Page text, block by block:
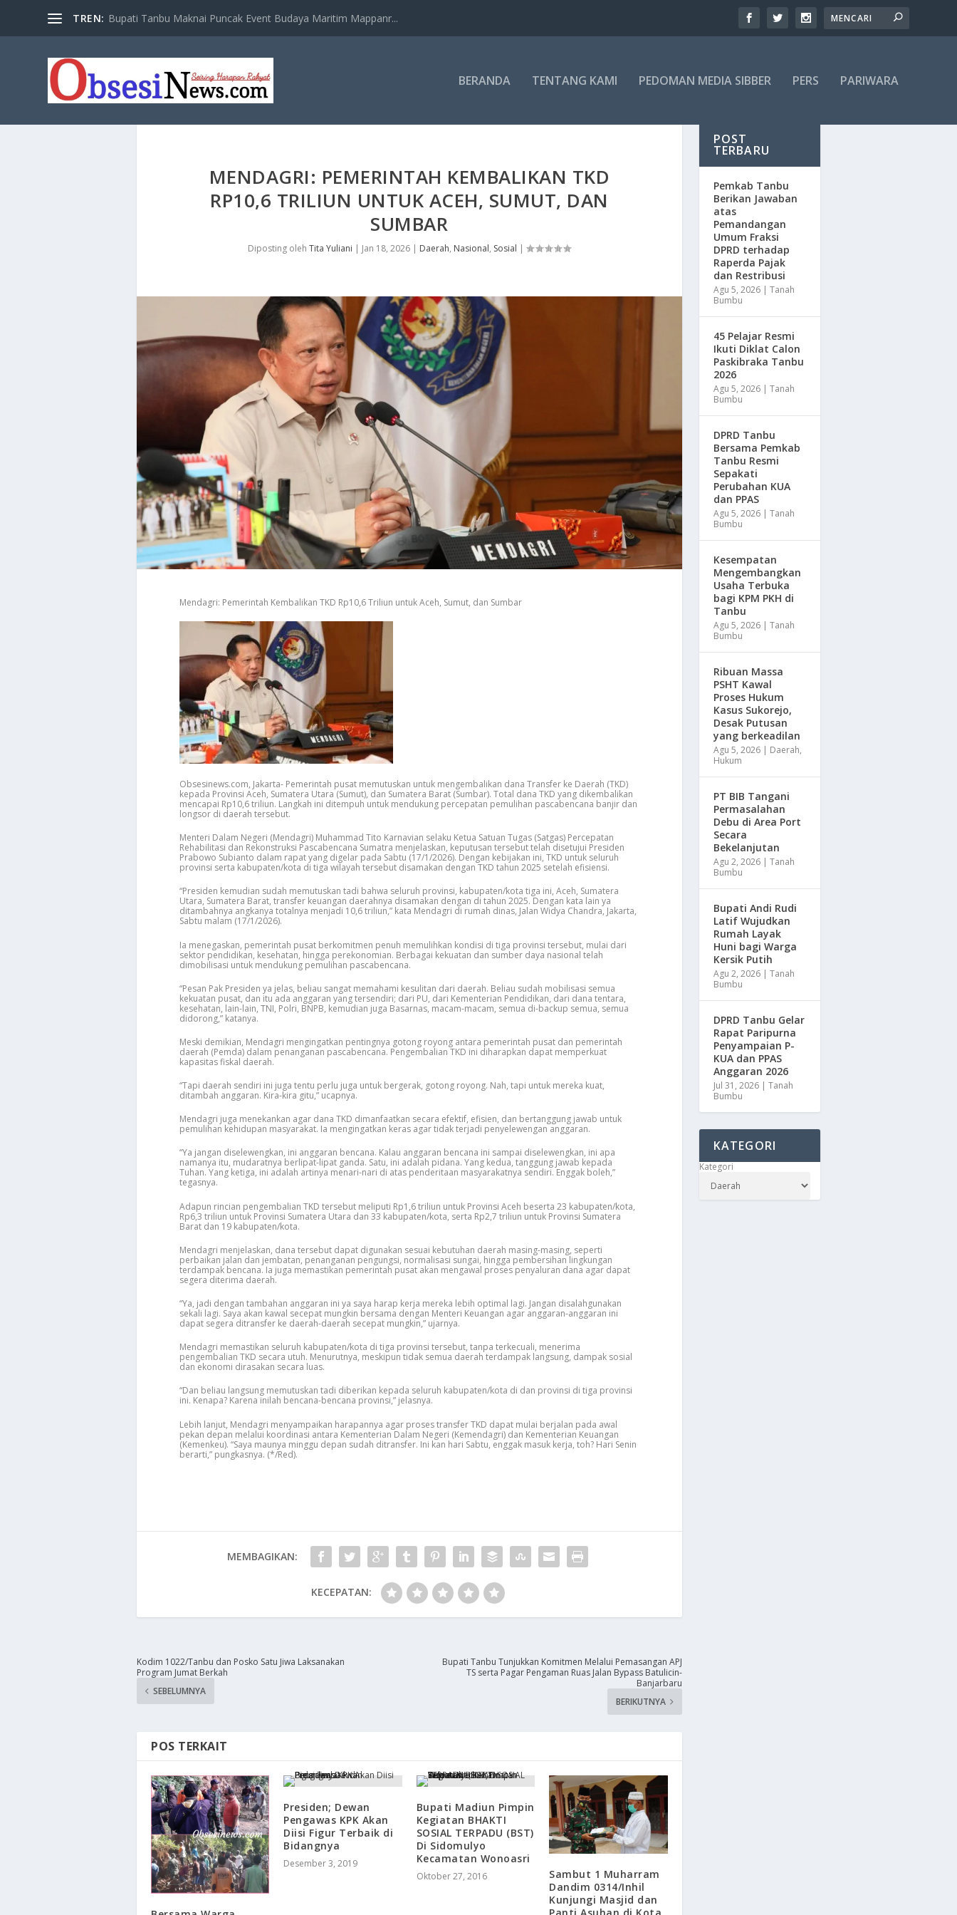
TREN: Bupati Tanbu Maknai Puncak Event Budaya Maritim Mappanr...
BERANDA TENTANG KAMI PEDOMAN MEDIA SIBBER PERS PARIWARA
MENDAGRI: PEMERINTAH KEMBALIKAN TKD
RP10,6 TRILIUN UNTUK ACEH, SUMUT, DAN
SUMBAR
Diposting olehTita Yuliani | Jan 18, 2026 | Daerah, Nasional, Sosial |
Mendagri: Pemerintah Kembalikan TKD Rp10,6 Triliun untuk Aceh, Sumut, dan Sumbar
Obsesinews.com, Jakarta- Pemerintah pusat memutuskan untuk mengembalikan dana Transfer ke Daerah (TKD)
kepada Provinsi Aceh, Sumatera Utara (Sumut), dan Sumatera Barat (Sumbar). Total dana TKD yang dikembalikan
mencapai Rp10,6 triliun. Langkah ini ditempuh untuk mendukung percepatan pemulihan pascabencana banjir dan
longsor di daerah tersebut.
Menteri Dalam Negeri (Mendagri) Muhammad Tito Karnavian selaku Ketua Satuan Tugas (Satgas) Percepatan
Rehabilitasi dan Rekonstruksi Pascabencana Sumatra menjelaskan, keputusan tersebut telah disetujui Presiden
Prabowo Subianto dalam rapat yang digelar pada Sabtu (17/1/2026). Dengan kebijakan ini, TKD untuk seluruh
provinsi serta kabupaten/kota di tiga wilayah tersebut disamakan dengan TKD tahun 2025 setelah efisiensi.
“Presiden kemudian sudah memutuskan tadi bahwa seluruh provinsi, kabupaten/kota tiga ini, Aceh, Sumatera
Utara, Sumatera Barat, transfer keuangan daerahnya disamakan dengan di tahun 2025. Dengan kata lain ya
ditambahnya angkanya totalnya menjadi 10,6 triliun,” kata Mendagri di rumah dinas, Jalan Widya Chandra, Jakarta,
Sabtu malam (17/1/2026).
Ia menegaskan, pemerintah pusat berkomitmen penuh memulihkan kondisi di tiga provinsi tersebut, mulai dari
sektor pendidikan, kesehatan, hingga perekonomian. Berbagai kekuatan dan sumber daya nasional telah
dimobilisasi untuk mendukung pemulihan pascabencana.
“Pesan Pak Presiden ya jelas, beliau sangat memahami kesulitan dari daerah. Beliau sudah mobilisasi semua
kekuatan pusat, dan itu ada anggaran yang tersendiri; dari PU, dari Kementerian Pendidikan, dari dana tentara,
kesehatan, lain-lain, TNI, Polri, BNPB, kemudian juga Basarnas, macam-macam, semua di-backup semua, semua
didorong,” katanya.
Meski demikian, Mendagri mengingatkan pentingnya gotong royong antara pemerintah pusat dan pemerintah
daerah (Pemda) dalam penanganan pascabencana. Pengembalian TKD ini diharapkan dapat memperkuat
kapasitas fiskal daerah.
“Tapi daerah sendiri ini juga tentu perlu juga untuk bergerak, gotong royong. Nah, tapi untuk mereka kuat,
ditambah anggaran. Kira-kira gitu,” ucapnya.
Mendagri juga menekankan agar dana TKD dimanfaatkan secara efektif, efisien, dan bertanggung jawab untuk
pemulihan kehidupan masyarakat. Ia mengingatkan keras agar tidak terjadi penyelewengan anggaran.
“Ya jangan diselewengkan, ini anggaran bencana. Kalau anggaran bencana ini sampai diselewengkan, ini apa
namanya itu, mudaratnya berlipat-lipat ganda. Satu, ini adalah pidana. Yang kedua, tanggung jawab kepada
Tuhan. Yang ketiga, ini adalah artinya menari-nari di atas penderitaan masyarakatnya sendiri. Enggak boleh,”
tegasnya.
Adapun rincian pengembalian TKD tersebut meliputi Rp1,6 triliun untuk Provinsi Aceh beserta 23 kabupaten/kota,
Rp6,3 triliun untuk Provinsi Sumatera Utara dan 33 kabupaten/kota, serta Rp2,7 triliun untuk Provinsi Sumatera
Barat dan 19 kabupaten/kota.
Mendagri menjelaskan, dana tersebut dapat digunakan sesuai kebutuhan daerah masing-masing, seperti
perbaikan jalan dan jembatan, penanganan pengungsi, normalisasi sungai, hingga pembersihan lingkungan
terdampak bencana. Ia juga memastikan pemerintah pusat akan mengawal proses penyaluran dana agar dapat
segera diterima daerah.
“Ya, jadi dengan tambahan anggaran ini ya saya harap kerja mereka lebih optimal lagi. Jangan disalahgunakan
sekali lagi. Saya akan kawal secepat mungkin bersama dengan Menteri Keuangan agar anggaran-anggaran ini
dapat segera ditransfer ke daerah-daerah secepat mungkin,” ujarnya.
Mendagri memastikan seluruh kabupaten/kota di tiga provinsi tersebut, tanpa terkecuali, menerima
pengembalian TKD secara utuh. Menurutnya, meskipun tidak semua daerah terdampak langsung, dampak sosial
dan ekonomi dirasakan secara luas.
“Dan beliau langsung memutuskan tadi diberikan kepada seluruh kabupaten/kota di dan provinsi di tiga provinsi
ini. Kenapa? Karena inilah bencana-bencana provinsi,” jelasnya.
Lebih lanjut, Mendagri menyampaikan harapannya agar proses transfer TKD dapat mulai berjalan pada awal
pekan depan melalui koordinasi antara Kementerian Dalam Negeri (Kemendagri) dan Kementerian Keuangan
(Kemenkeu). “Saya maunya minggu depan sudah ditransfer. Ini kan hari Sabtu, enggak masuk kerja, toh? Hari Senin
berarti,” pungkasnya. (*/Red).
MEMBAGIKAN:
KECEPATAN:
Kodim 1022/Tanbu dan Posko Satu Jiwa Laksanakan
Program Jumat Berkah
SEBELUMNYA
Bupati Tanbu Tunjukkan Komitmen Melalui Pemasangan APJ
TS serta Pagar Pengaman Ruas Jalan Bypass Batulicin-
Banjarbaru
BERIKUTNYA
POS TERKAIT
Presiden; Dewan
Pengawas KPK Akan
Diisi Figur Terbaik di
Bidangnya
Desember 3, 2019
Bupati Madiun Pimpin
Kegiatan BHAKTI
SOSIAL TERPADU (BST)
Di Sidomulyo
Kecamatan Wonoasri
Oktober 27, 2016
Sambut 1 Muharram
Dandim 0314/Inhil
Kunjungi Masjid dan
POST
TERBARU
Pemkab Tanbu
Berikan Jawaban
atas
Pemandangan
Umum Fraksi
DPRD terhadap
Raperda Pajak
dan Restribusi
Agu 5, 2026| Tanah
Bumbu
45 Pelajar Resmi
Ikuti Diklat Calon
Paskibraka Tanbu
2026
Agu 5, 2026| Tanah
Bumbu
DPRD Tanbu
Bersama Pemkab
Tanbu Resmi
Sepakati
Perubahan KUA
dan PPAS
Agu 5, 2026| Tanah
Bumbu
Kesempatan
Mengembangkan
Usaha Terbuka
bagi KPM PKH di
Tanbu
Agu 5, 2026| Tanah
Bumbu
Ribuan Massa
PSHT Kawal
Proses Hukum
Kasus Sukorejo,
Desak Putusan
yang berkeadilan
Agu 5, 2026| Daerah,
Hukum
PT BIB Tangani
Permasalahan
Debu di Area Port
Secara
Bekelanjutan
Agu 2, 2026| Tanah
Bumbu
Bupati Andi Rudi
Latif Wujudkan
Rumah Layak
Huni bagi Warga
Kersik Putih
Agu 2, 2026| Tanah
Bumbu
DPRD Tanbu Gelar
Rapat Paripurna
Penyampaian P-
KUA dan PPAS
Anggaran 2026
Jul 31, 2026| Tanah
Bumbu
KATEGORI
Kategori